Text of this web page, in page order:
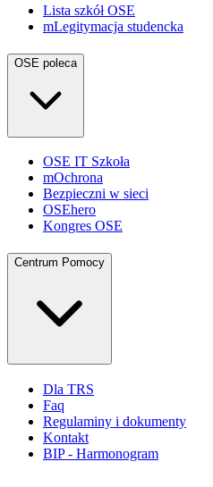
Lista szkół OSE
mLegitymacja studencka
OSE poleca
OSE IT Szkoła
mOchrona
Bezpieczni w sieci
OSEhero
Kongres OSE
Centrum Pomocy
Dla TRS
Faq
Regulaminy i dokumenty
Kontakt
BIP - Harmonogram